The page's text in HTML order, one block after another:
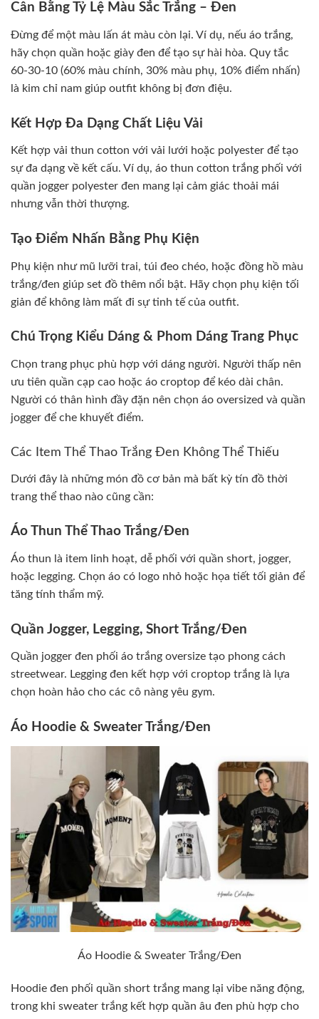
Cân Bằng Tỷ Lệ Màu Sắc Trắng – Đen
Đừng để một màu lấn át màu còn lại. Ví dụ, nếu áo trắng,
hãy chọn quần hoặc giày đen để tạo sự hài hòa. Quy tắc
60-30-10 (60% màu chính, 30% màu phụ, 10% điểm nhấn)
là kim chỉ nam giúp outfit không bị đơn điệu.
Kết Hợp Đa Dạng Chất Liệu Vải
Kết hợp vải thun cotton với vải lưới hoặc polyester để tạo
sự đa dạng về kết cấu. Ví dụ, áo thun cotton trắng phối với
quần jogger polyester đen mang lại cảm giác thoải mái
nhưng vẫn thời thượng.
Tạo Điểm Nhấn Bằng Phụ Kiện
Phụ kiện như mũ lưỡi trai, túi đeo chéo, hoặc đồng hồ màu
trắng/đen giúp set đồ thêm nổi bật. Hãy chọn phụ kiện tối
giản để không làm mất đi sự tinh tế của outfit.
Chú Trọng Kiểu Dáng & Phom Dáng Trang Phục
Chọn trang phục phù hợp với dáng người. Người thấp nên
ưu tiên quần cạp cao hoặc áo croptop để kéo dài chân.
Người có thân hình đầy đặn nên chọn áo oversized và quần
jogger để che khuyết điểm.
Các Item Thể Thao Trắng Đen Không Thể Thiếu
Dưới đây là những món đồ cơ bản mà bất kỳ tín đồ thời
trang thể thao nào cũng cần:
Áo Thun Thể Thao Trắng/Đen
Áo thun là item linh hoạt, dễ phối với quần short, jogger,
hoặc legging. Chọn áo có logo nhỏ hoặc họa tiết tối giản để
tăng tính thẩm mỹ.
Quần Jogger, Legging, Short Trắng/Đen
Quần jogger đen phối áo trắng oversize tạo phong cách
streetwear. Legging đen kết hợp với croptop trắng là lựa
chọn hoàn hảo cho các cô nàng yêu gym.
Áo Hoodie & Sweater Trắng/Đen
Áo Hoodie & Sweater Trắng/Đen
Hoodie đen phối quần short trắng mang lại vibe năng động,
trong khi sweater trắng kết hợp quần âu đen phù hợp cho